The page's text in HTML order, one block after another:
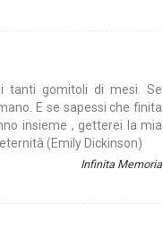
tanti gomitoli di mesi. Se
E se sapessi che finita
insieme , getterei la mia
(Emily Dickinson)
Infinita Memoria